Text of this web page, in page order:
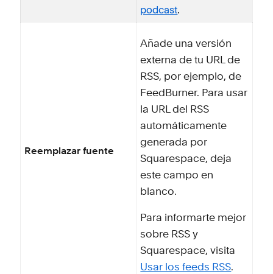
podcast.
Reemplazar fuente
Añade una versión
externa de tu URL de
RSS, por ejemplo, de
FeedBurner. Para usar
la URL del RSS
automáticamente
generada por
Squarespace, deja
este campo en
blanco.
Para informarte mejor
sobre RSS y
Squarespace, visita
Usar los feeds RSS.